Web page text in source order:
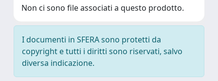
Non ci sono file associati a questo prodotto.
I documenti in SFERA sono protetti da
copyright e tutti i diritti sono riservati, salvo
diversa indicazione.